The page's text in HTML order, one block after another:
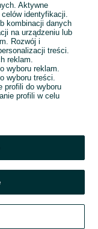
Aktywne
identyfikacji.
kombinacji danych
na urządzeniu lub
Rozwój i
treści.
reklam.
wyboru reklam.
wyboru treści.
profili do wyboru
profili w celu